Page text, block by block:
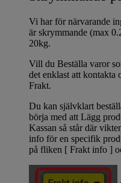
Vi har för närvarande
är skrymmande (max
20kg.
Vill du Beställa varor
det enklast att kontakta
Frakt.
Du kan självklart
börja med att Lägg
Kassan så står där
info för en specifik
på fliken [ Frakt info ]